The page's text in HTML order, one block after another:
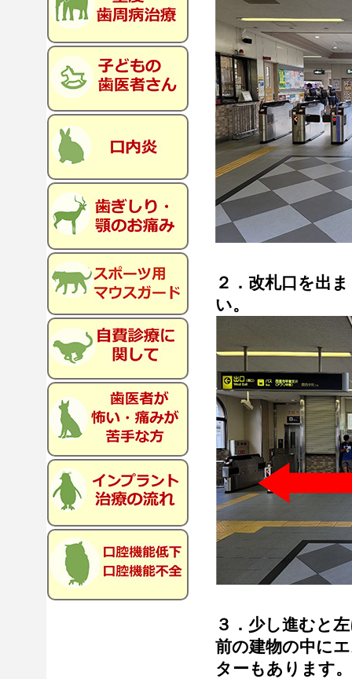
２．改札口を出
い。
３．少し進むと
前の建物の中に
ターもあります